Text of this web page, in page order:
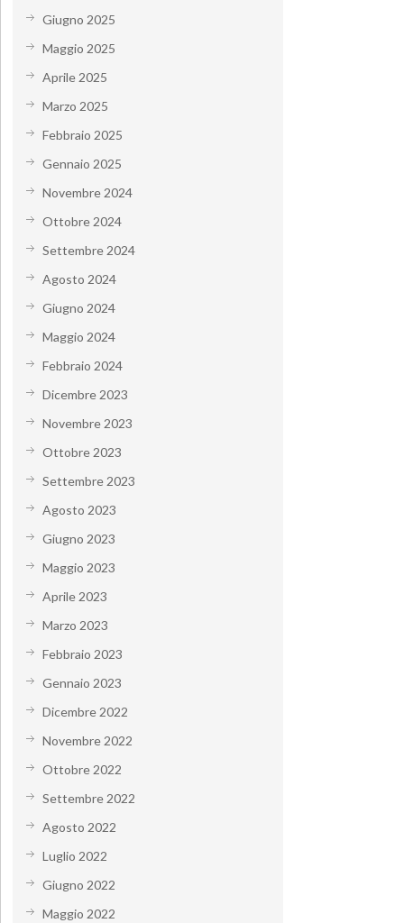
Giugno 2025
Maggio 2025
Aprile 2025
Marzo 2025
Febbraio 2025
Gennaio 2025
Novembre 2024
Ottobre 2024
Settembre 2024
Agosto 2024
Giugno 2024
Maggio 2024
Febbraio 2024
Dicembre 2023
Novembre 2023
Ottobre 2023
Settembre 2023
Agosto 2023
Giugno 2023
Maggio 2023
Aprile 2023
Marzo 2023
Febbraio 2023
Gennaio 2023
Dicembre 2022
Novembre 2022
Ottobre 2022
Settembre 2022
Agosto 2022
Luglio 2022
Giugno 2022
Maggio 2022